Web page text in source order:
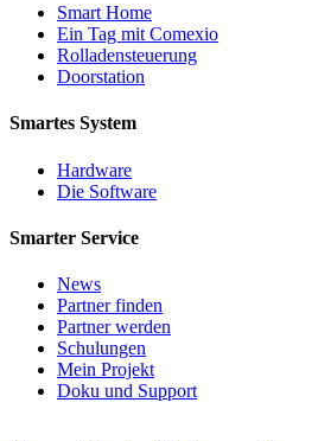
Smart Home
Ein Tag mit Comexio
Rolladensteuerung
Doorstation
Smartes System
Hardware
Die Software
Smarter Service
News
Partner finden
Partner werden
Schulungen
Mein Projekt
Doku und Support